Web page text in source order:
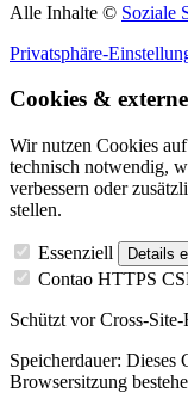
Alle Inhalte © Soziale
Privatsphäre-
Cookies &
Wir nutzen Cookies
technisch notwendig,
verbessern oder
stellen.
Essenziell Details
Contao HTTPS
Schützt vor Cross-
Speicherdauer: Dieses
Browsersitzung